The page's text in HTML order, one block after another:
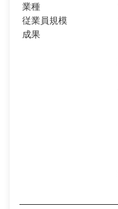
業種
従業員規模
成果